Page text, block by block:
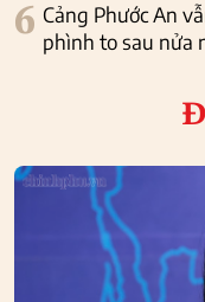
6 Cảng Phước An
phình to sau nửa